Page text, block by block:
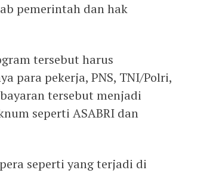
pemerintah dan hak
tersebut harus
para pekerja, PNS, TNI/Polri,
tersebut menjadi
seperti ASABRI dan
seperti yang terjadi di